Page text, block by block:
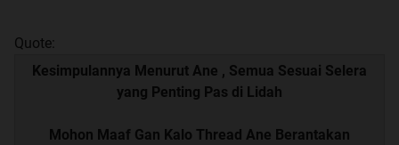
Quote:
Kesimpulannya Menurut Ane , Semua Sesuai Selera
yang Penting Pas di Lidah
Mohon Maaf Gan Kalo Thread Ane Berantakan